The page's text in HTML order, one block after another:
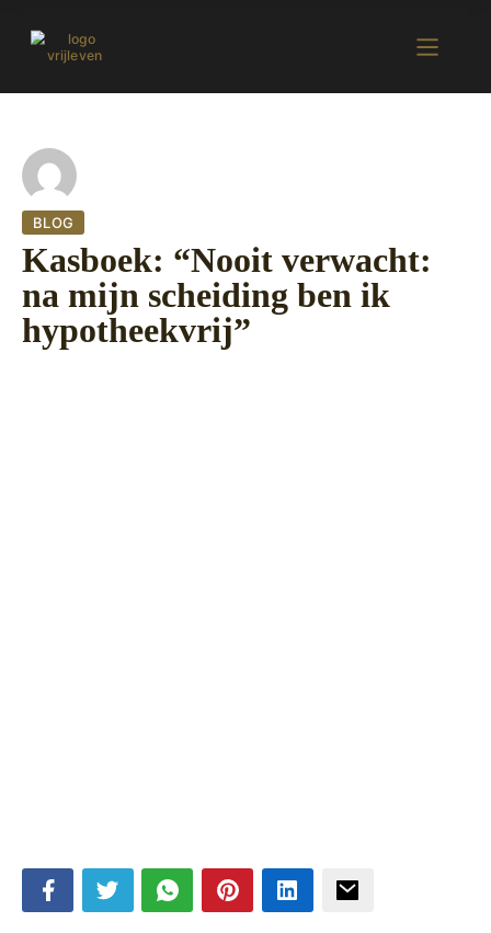
BLOG
Kasboek: “Nooit verwacht:
na mijn scheiding ben ik
hypotheekvrij”